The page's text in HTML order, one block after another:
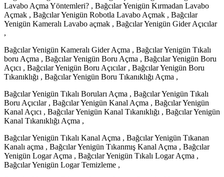
Lavabo Açma Yöntemleri? , Bağcılar Yenigün Kırmadan Lavabo
Açmak , Bağcılar Yenigün Robotla Lavabo Açmak , Bağcılar
Yenigün Kameralı Lavabo açmak , Bağcılar Yenigün Gider Açıcılar
,
Bağcılar Yenigün Kameralı Gider Açma , Bağcılar Yenigün Tıkalı
boru Açma , Bağcılar Yenigün Boru Açma , Bağcılar Yenigün Boru
Açıcı , Bağcılar Yenigün Boru Açıcılar , Bağcılar Yenigün Boru
Tıkanıklığı , Bağcılar Yenigün Boru Tıkanıklığı Açma ,
Bağcılar Yenigün Tıkalı Boruları Açma , Bağcılar Yenigün Tıkalı
Boru Açıcılar , Bağcılar Yenigün Kanal Açma , Bağcılar Yenigün
Kanal Açıcı , Bağcılar Yenigün Kanal Tıkanıklığı , Bağcılar Yenigün
Kanal Tıkanıklığı Açma ,
Bağcılar Yenigün Tıkalı Kanal Açma , Bağcılar Yenigün Tıkanan
Kanalı açma , Bağcılar Yenigün Tıkanmış Kanal Açma , Bağcılar
Yenigün Logar Açma , Bağcılar Yenigün Tıkalı Logar Açma ,
Bağcılar Yenigün Logar Temizleme ,